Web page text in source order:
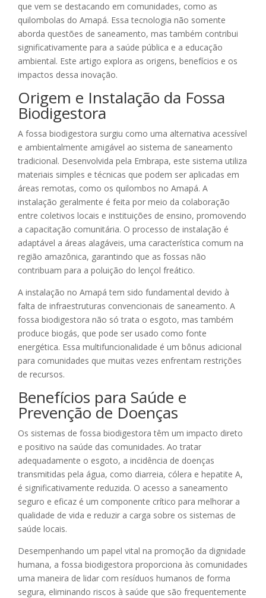
que vem se destacando em comunidades, como as
quilombolas do Amapá. Essa tecnologia não somente
aborda questões de saneamento, mas também contribui
significativamente para a saúde pública e a educação
ambiental. Este artigo explora as origens, benefícios e os
impactos dessa inovação.
Origem e Instalação da Fossa
Biodigestora
A fossa biodigestora surgiu como uma alternativa acessível
e ambientalmente amigável ao sistema de saneamento
tradicional. Desenvolvida pela Embrapa, este sistema utiliza
materiais simples e técnicas que podem ser aplicadas em
áreas remotas, como os quilombos no Amapá. A
instalação geralmente é feita por meio da colaboração
entre coletivos locais e instituições de ensino, promovendo
a capacitação comunitária. O processo de instalação é
adaptável a áreas alagáveis, uma característica comum na
região amazônica, garantindo que as fossas não
contribuam para a poluição do lençol freático.
A instalação no Amapá tem sido fundamental devido à
falta de infraestruturas convencionais de saneamento. A
fossa biodigestora não só trata o esgoto, mas também
produce biogás, que pode ser usado como fonte
energética. Essa multifuncionalidade é um bônus adicional
para comunidades que muitas vezes enfrentam restrições
de recursos.
Benefícios para Saúde e
Prevenção de Doenças
Os sistemas de fossa biodigestora têm um impacto direto
e positivo na saúde das comunidades. Ao tratar
adequadamente o esgoto, a incidência de doenças
transmitidas pela água, como diarreia, cólera e hepatite A,
é significativamente reduzida. O acesso a saneamento
seguro e eficaz é um componente crítico para melhorar a
qualidade de vida e reduzir a carga sobre os sistemas de
saúde locais.
Desempenhando um papel vital na promoção da dignidade
humana, a fossa biodigestora proporciona às comunidades
uma maneira de lidar com resíduos humanos de forma
segura, eliminando riscos à saúde que são frequentemente